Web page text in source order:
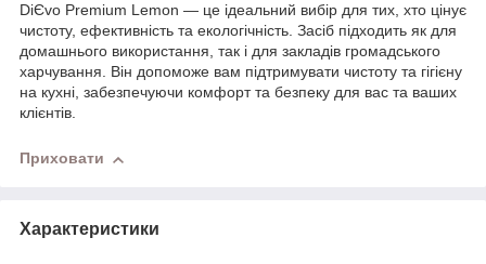
DiЄvo Premium Lemon — це ідеальний вибір для тих, хто цінує
чистоту, ефективність та екологічність. Засіб підходить як для
домашнього використання, так і для закладів громадського
харчування. Він допоможе вам підтримувати чистоту та гігієну
на кухні, забезпечуючи комфорт та безпеку для вас та ваших
клієнтів.
Приховати
Характеристики